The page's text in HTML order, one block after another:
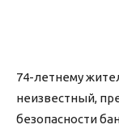
74-летнему
неизвестный,
безопасности